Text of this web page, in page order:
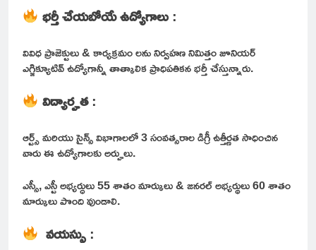
భర్తీ చేయబోయే ఉద్యోగాలు:
వివిధ ప్రాజెక్టులు & కార్యక్రమం లను నిర్వహణ నిమిత్తం జూనియర్
ఎగ్జిక్యూటివ్ ఉద్యోగాన్నీ తాత్కాలిక ప్రాధిపతికన భర్తీ చేస్తున్నారు.
విద్యార్హత:
ఆర్ట్స్ మరియు సైన్స్ విభాగాలలో 3 సంవత్సరాల డిగ్రీ ఉత్తీర్ణత సాధించిన
వారు ఈ ఉద్యోగాలకు అర్హులు.
ఎస్సీ, ఎస్టీ అభ్యర్ధులు 55 శాతం మార్కులు & జనరల్ అభ్యర్థులు 60 శాతం
మార్కులు పొంది వుండాలి.
వయస్సు: